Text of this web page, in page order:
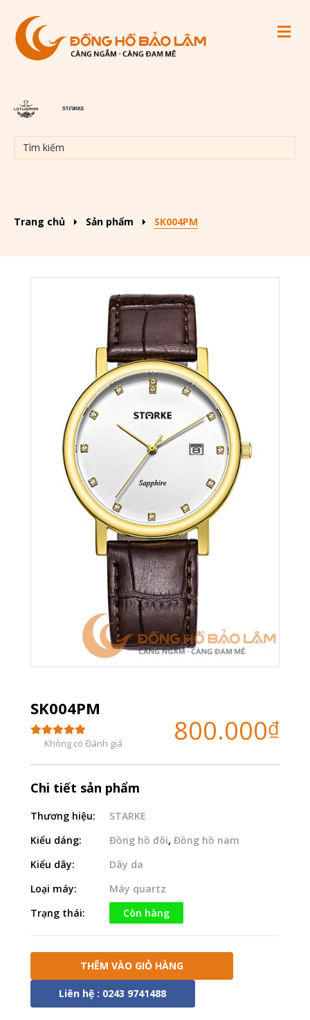
Trang chủ Sản phẩm SK004PM
SK004PM
Không có Đánh giá 800.000₫
Chi tiết sản phẩm
Thương hiệu:
STARKE
Kiểu dáng:
Đồng hồ đôi, Đồng hồ nam
Kiểu dây:
Dây da
Loại máy:
Máy quartz
Trạng thái:
Còn hàng
THÊM VÀO GIỎ HÀNG
Liên hệ : 0243 9741488